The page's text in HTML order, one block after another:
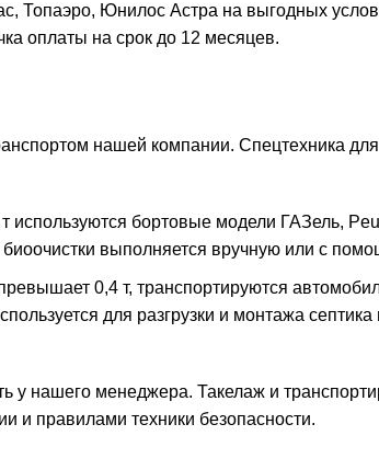
Топаэро, Юнилос Астра на выгодных
оплаты на срок до 12 месяцев.
нашей компании. Спецтехника
используются бортовые модели ГАЗель,
выполняется вручную или с
0,4 т, транспортируются
для разгрузки и монтажа
у нашего менеджера. Такелаж и
и правилами техники безопасности.